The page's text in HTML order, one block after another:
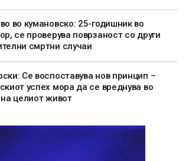
во кумановско: 25-годишник во
се проверува поврзаност со други
смртни случаи
Се воспоставува нов принцип –
успех мора да се вреднува во
на целиот живот